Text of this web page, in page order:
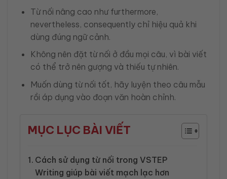
Từ nối nâng cao như furthermore,
nevertheless, consequently chỉ hiệu quả khi
dùng đúng ngữ cảnh.
Không nên đặt từ nối ở đầu mọi câu, vì bài viết
có thể trở nên gượng và thiếu tự nhiên.
Muốn dùng từ nối tốt, hãy luyện theo câu mẫu
rồi áp dụng vào đoạn văn hoàn chỉnh.
MỤC LỤC BÀI VIẾT
Cách sử dụng từ nối trong VSTEP
Writing giúp bài viết mạch lạc hơn